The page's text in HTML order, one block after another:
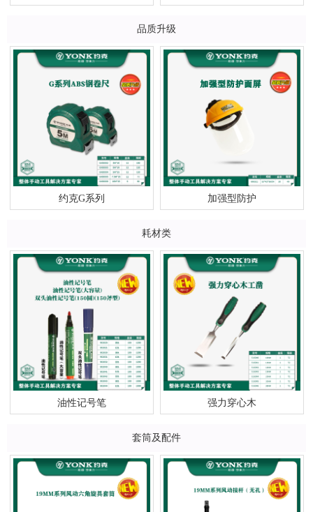
品质升级
约克G系列 加强型防护
耗材类
油性记号笔 强力穿心木
套筒及配件